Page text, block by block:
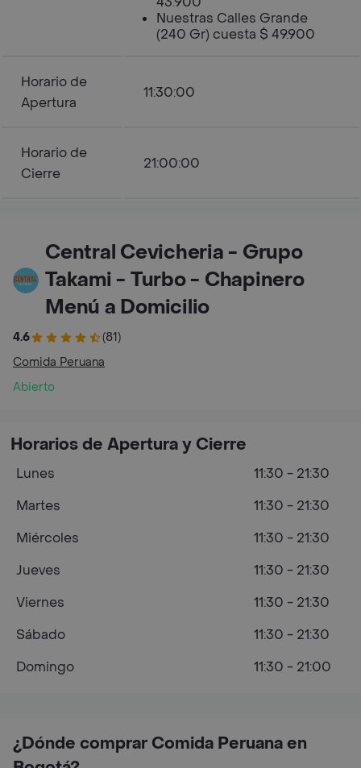
Nuestras Calles Grande
(240 Gr) cuesta $ 49.900
Horario de
Apertura
11:30:00
Horario de
Cierre
21:00:00
Central Cevicheria - Grupo
Takami - Turbo - Chapinero
Menú a Domicilio
4.6
(81)
Comida Peruana
Abierto
¿Dónde comprar Comida Peruana en
Horarios de Apertura y Cierre
Lunes
11:30 - 21:30
Martes
11:30 - 21:30
Miércoles
11:30 - 21:30
Jueves
11:30 - 21:30
Viernes
11:30 - 21:30
Sábado
11:30 - 21:30
Domingo
11:30 - 21:00